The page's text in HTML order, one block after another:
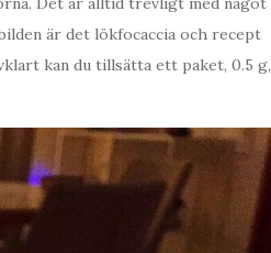
är det lökfocaccia och recept
kan du tillsätta ett paket, 0.5 g,